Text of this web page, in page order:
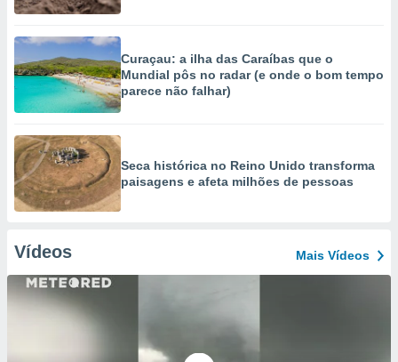
Curaçau: a ilha das Caraíbas que o
Mundial pôs no radar (e onde o bom tempo
parece não falhar)
Seca histórica no Reino Unido transforma
paisagens e afeta milhões de pessoas
Vídeos Mais Vídeos